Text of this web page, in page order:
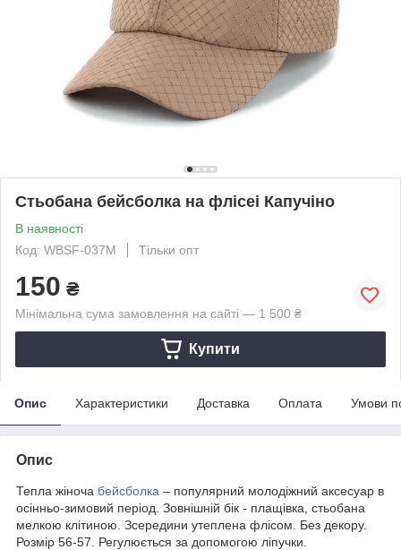
Стьобана бейсболка на флісеі Капучіно
В наявності
Код: WBSF-037М
Тільки опт
150 ₴
Мінімальна сума замовлення на сайті — 1 500 ₴
Купити
Опис Характеристики Доставка Оплата Умови
Опис
Тепла жіноча бейсболка – популярний молодіжний аксесуар в
осінньо-зимовий період. Зовнішній бік - плащівка, стьобана
мелкою клітиною. Зсередини утеплена флісом. Без декору.
Розмір 56-57. Регулюється за допомогою ліпучки.